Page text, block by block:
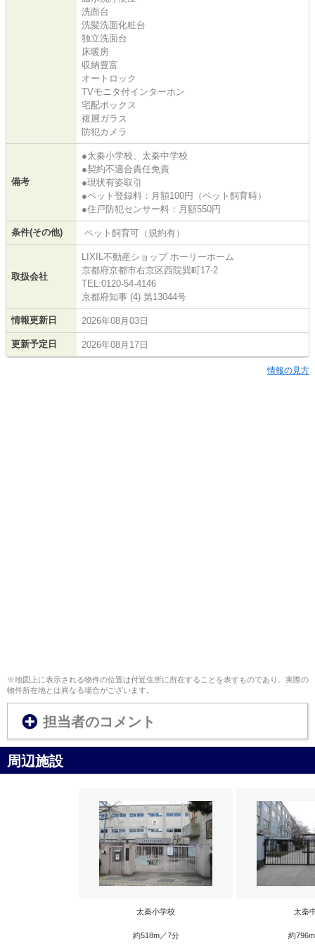
洗面台
洗髪洗面化粧台
独立洗面台
床暖房
収納豊富
オートロック
TVモニタ付インターホン
宅配ボックス
複層ガラス
防犯カメラ
備考
●太秦小学校、太秦中学校
●契約不適合責任免責
●現状有姿取引
●ペット登録料：月額100円（ペット飼育時）
●住戸防犯センサー料：月額550円
条件(その他) ペット飼育可（規約有）
取扱会社
LIXIL不動産ショップ ホーリーホーム
京都府京都市右京区西院巽町17-2
TEL:0120-54-4146
京都府知事 (4) 第13044号
情報更新日 2026年08月03日
更新予定日 2026年08月17日
情報の見方
※地図上に表示される物件の位置は付近住所に所在することを表すものであり、実際の
物件所在地とは異なる場合がございます。
担当者のコメント
周辺施設
太秦小学校
約518m／7分
太秦
約